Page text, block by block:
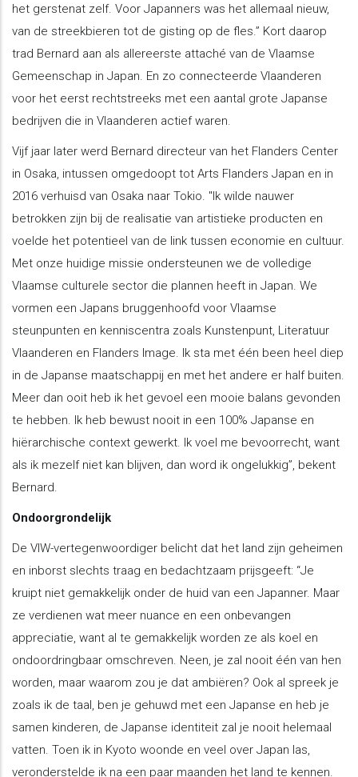
het gerstenat zelf. Voor Japanners was het allemaal nieuw,
van de streekbieren tot de gisting op de fles.” Kort daarop
trad Bernard aan als allereerste attaché van de Vlaamse
Gemeenschap in Japan. En zo connecteerde Vlaanderen
voor het eerst rechtstreeks met een aantal grote Japanse
bedrijven die in Vlaanderen actief waren.
Vijf jaar later werd Bernard directeur van het Flanders Center
in Osaka, intussen omgedoopt tot Arts Flanders Japan en in
2016 verhuisd van Osaka naar Tokio. "Ik wilde nauwer
betrokken zijn bij de realisatie van artistieke producten en
voelde het potentieel van de link tussen economie en cultuur.
Met onze huidige missie ondersteunen we de volledige
Vlaamse culturele sector die plannen heeft in Japan. We
vormen een Japans bruggenhoofd voor Vlaamse
steunpunten en kenniscentra zoals Kunstenpunt, Literatuur
Vlaanderen en Flanders Image. Ik sta met één been heel diep
in de Japanse maatschappij en met het andere er half buiten.
Meer dan ooit heb ik het gevoel een mooie balans gevonden
te hebben. Ik heb bewust nooit in een 100% Japanse en
hiërarchische context gewerkt. Ik voel me bevoorrecht, want
als ik mezelf niet kan blijven, dan word ik ongelukkig”, bekent
Bernard.
Ondoorgrondelijk
De VIW-vertegenwoordiger belicht dat het land zijn geheimen
en inborst slechts traag en bedachtzaam prijsgeeft: “Je
kruipt niet gemakkelijk onder de huid van een Japanner. Maar
ze verdienen wat meer nuance en een onbevangen
appreciatie, want al te gemakkelijk worden ze als koel en
ondoordringbaar omschreven. Neen, je zal nooit één van hen
worden, maar waarom zou je dat ambiëren? Ook al spreek je
zoals ik de taal, ben je gehuwd met een Japanse en heb je
samen kinderen, de Japanse identiteit zal je nooit helemaal
vatten. Toen ik in Kyoto woonde en veel over Japan las,
veronderstelde ik na een paar maanden het land te kennen.